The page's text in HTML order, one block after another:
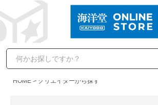
HOME クリエイターから探す